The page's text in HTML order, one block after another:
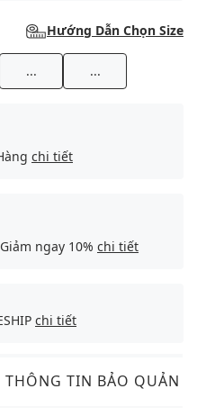
Hướng Dẫn Chọn Size
... ...
chi tiết
ngay 10% chi tiết
chi tiết
THÔNG TIN BẢO QUẢN